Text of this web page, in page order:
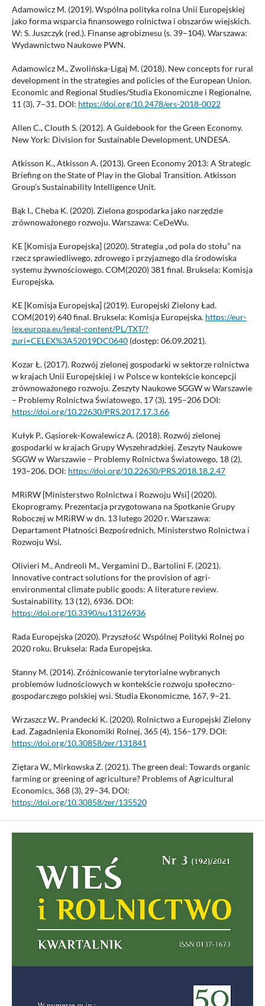
Adamowicz M. (2019). Wspólna polityka rolna Unii Europejskiej
jako forma wsparcia finansowego rolnictwa i obszarów wiejskich.
W: S. Juszczyk (red.). Finanse agrobiznesu (s. 39–104). Warszawa:
Wydawnictwo Naukowe PWN.
Adamowicz M., Zwolińska-Ligaj M. (2018). New concepts for rural
development in the strategies and policies of the European Union.
Economic and Regional Studies/Studia Ekonomiczne i Regionalne,
11 (3), 7–31. DOI: https://doi.org/10.2478/ers-2018-0022
Allen C., Clouth S. (2012). A Guidebook for the Green Economy.
New York: Division for Sustainable Development, UNDESA.
Atkisson K., Atkisson A. (2013). Green Economy 2013: A Strategic
Briefing on the State of Play in the Global Transition. Atkisson
Group’s Sustainability Intelligence Unit.
Bąk I., Cheba K. (2020). Zielona gospodarka jako narzędzie
zrównoważonego rozwoju. Warszawa: CeDeWu.
KE [Komisja Europejska] (2020). Strategia „od pola do stołu” na
rzecz sprawiedliwego, zdrowego i przyjaznego dla środowiska
systemu żywnościowego. COM(2020) 381 final. Bruksela: Komisja
Europejska.
KE [Komisja Europejska] (2019). Europejski Zielony Ład.
COM(2019) 640 final. Bruksela: Komisja Europejska. https://eur-
lex.europa.eu/legal-content/PL/TXT/?
zuri=CELEX%3A52019DC0640(dostęp: 06.09.2021).
Kozar Ł. (2017). Rozwój zielonej gospodarki w sektorze rolnictwa
w krajach Unii Europejskiej i w Polsce w kontekście koncepcji
zrównoważonego rozwoju. Zeszyty Naukowe SGGW w Warszawie
– Problemy Rolnictwa Światowego, 17 (3), 195–206 DOI:
https://doi.org/10.22630/PRS.2017.17.3.66
Kułyk P., Gąsiorek-Kowalewicz A. (2018). Rozwój zielonej
gospodarki w krajach Grupy Wyszehradzkiej. Zeszyty Naukowe
SGGW w Warszawie – Problemy Rolnictwa Światowego, 18 (2),
193–206. DOI: https://doi.org/10.22630/PRS.2018.18.2.47
MRiRW [Ministerstwo Rolnictwa i Rozwoju Wsi] (2020).
Ekoprogramy. Prezentacja przygotowana na Spotkanie Grupy
Roboczej w MRiRW w dn. 13 lutego 2020 r. Warszawa:
Departament Płatności Bezpośrednich, Ministerstwo Rolnictwa i
Rozwoju Wsi.
Olivieri M., Andreoli M., Vergamini D., Bartolini F. (2021).
Innovative contract solutions for the provision of agri-
environmental climate public goods: A literature review.
Sustainability, 13 (12), 6936. DOI:
https://doi.org/10.3390/su13126936
Rada Europejska (2020). Przyszłość Wspólnej Polityki Rolnej po
2020 roku. Bruksela: Rada Europejska.
Stanny M. (2014). Zróżnicowanie terytorialne wybranych
problemów ludnościowych w kontekście rozwoju społeczno-
gospodarczego polskiej wsi. Studia Ekonomiczne, 167, 9–21.
Wrzaszcz W., Prandecki K. (2020). Rolnictwo a Europejski Zielony
Ład. Zagadnienia Ekonomiki Rolnej, 365 (4), 156–179. DOI:
https://doi.org/10.30858/zer/131841
Ziętara W., Mirkowska Z. (2021). The green deal: Towards organic
farming or greening of agriculture? Problems of Agricultural
Economics, 368 (3), 29–34. DOI:
https://doi.org/10.30858/zer/135520